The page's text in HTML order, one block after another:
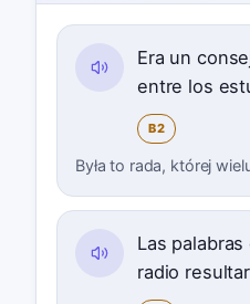
Era un
entre los
B2
Była to rada, której
Las
radio